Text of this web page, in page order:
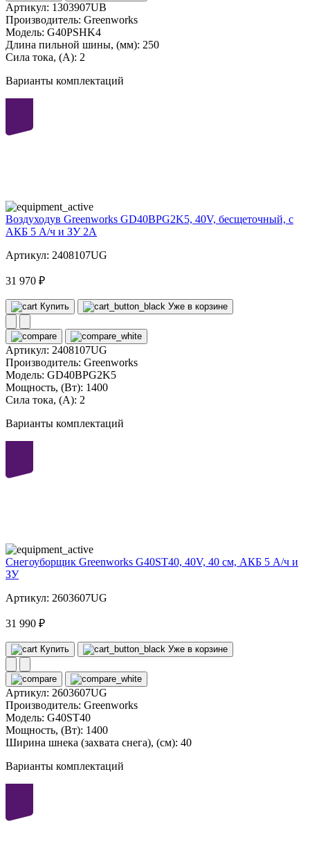
Артикул: 1303907UB
Производитель: Greenworks
Модель: G40PSHK4
Длина пильной шины, (мм): 250
Сила тока, (А): 2
Варианты комплектаций
Воздуходув Greenworks GD40BPG2K5, 40V, бесщеточный, с
АКБ 5 А/ч и ЗУ 2А
Артикул: 2408107UG
31 970 ₽
Купить Уже в корзине
Артикул: 2408107UG
Производитель: Greenworks
Модель: GD40BPG2K5
Мощность, (Вт): 1400
Сила тока, (А): 2
Варианты комплектаций
Снегоуборщик Greenworks G40ST40, 40V, 40 см, АКБ 5 А/ч и
ЗУ
Артикул: 2603607UG
31 990 ₽
Купить Уже в корзине
Артикул: 2603607UG
Производитель: Greenworks
Модель: G40ST40
Мощность, (Вт): 1400
Ширина шнека (захвата снега), (см): 40
Варианты комплектаций